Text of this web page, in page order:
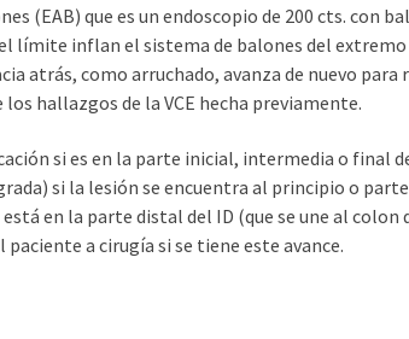
(EAB) que es un endoscopio de 200 cts. con
límite inflan el sistema de balones del extremo
atrás, como arruchado, avanza de nuevo para
hallazgos de la VCE hecha previamente.
si es en la parte inicial, intermedia o final
si la lesión se encuentra al principio o
en la parte distal del ID (que se une al colon
a cirugía si se tiene este avance.